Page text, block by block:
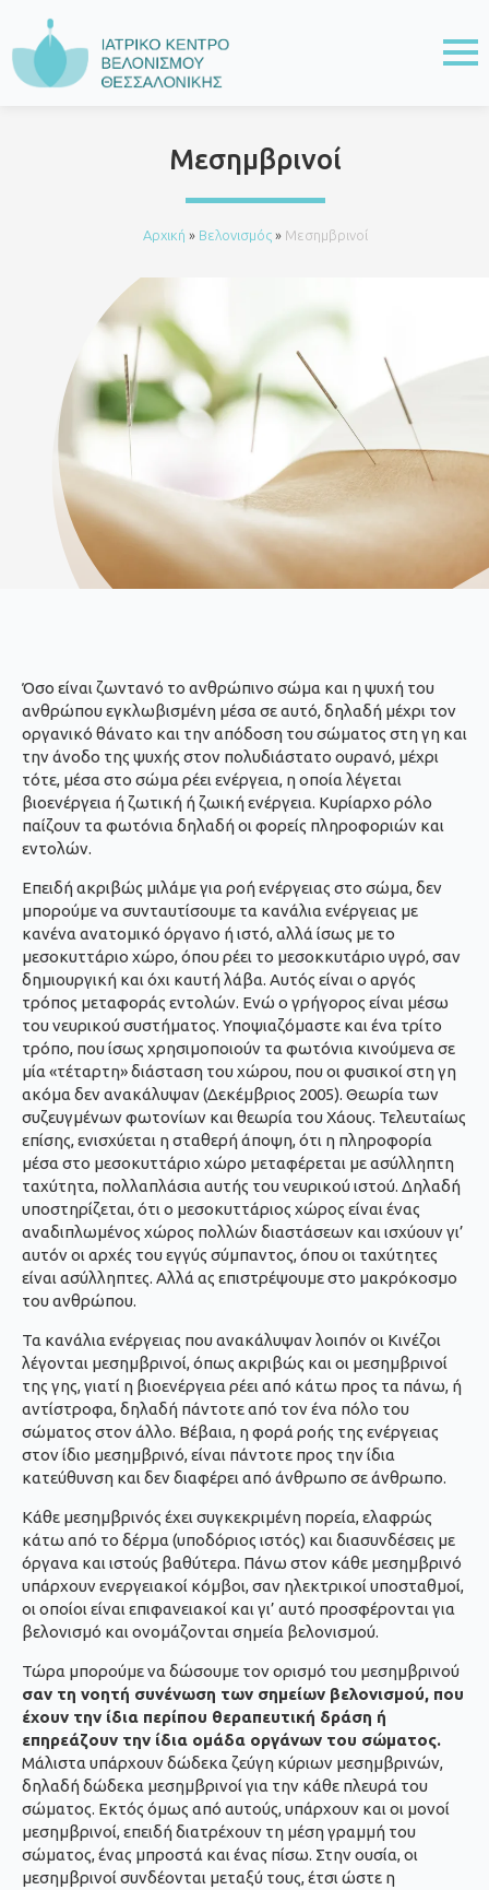
Μεσημβρινοί
Αρχική » Βελονισμός » Μεσημβρινοί
Όσο είναι ζωντανό το ανθρώπινο σώμα και η ψυχή του
ανθρώπου εγκλωβισμένη μέσα σε αυτό, δηλαδή μέχρι τον
οργανικό θάνατο και την απόδοση του σώματος στη γη και
την άνοδο της ψυχής στον πολυδιάστατο ουρανό, μέχρι
τότε, μέσα στο σώμα ρέει ενέργεια, η οποία λέγεται
βιοενέργεια ή ζωτική ή ζωική ενέργεια. Κυρίαρχο ρόλο
παίζουν τα φωτόνια δηλαδή οι φορείς πληροφοριών και
εντολών.
Επειδή ακριβώς μιλάμε για ροή ενέργειας στο σώμα, δεν
μπορούμε να συνταυτίσουμε τα κανάλια ενέργειας με
κανένα ανατομικό όργανο ή ιστό, αλλά ίσως με το
μεσοκυττάριο χώρο, όπου ρέει το μεσοκκυτάριο υγρό, σαν
δημιουργική και όχι καυτή λάβα. Αυτός είναι ο αργός
τρόπος μεταφοράς εντολών. Ενώ ο γρήγορος είναι μέσω
του νευρικού συστήματος. Υποψιαζόμαστε και ένα τρίτο
τρόπο, που ίσως χρησιμοποιούν τα φωτόνια κινούμενα σε
μία «τέταρτη» διάσταση του χώρου, που οι φυσικοί στη γη
ακόμα δεν ανακάλυψαν (Δεκέμβριος 2005). Θεωρία των
συζευγμένων φωτονίων και θεωρία του Χάους. Τελευταίως
επίσης, ενισχύεται η σταθερή άποψη, ότι η πληροφορία
μέσα στο μεσοκυττάριο χώρο μεταφέρεται με ασύλληπτη
ταχύτητα, πολλαπλάσια αυτής του νευρικού ιστού. Δηλαδή
υποστηρίζεται, ότι ο μεσοκυττάριος χώρος είναι ένας
αναδιπλωμένος χώρος πολλών διαστάσεων και ισχύουν γι’
αυτόν οι αρχές του εγγύς σύμπαντος, όπου οι ταχύτητες
είναι ασύλληπτες. Αλλά ας επιστρέψουμε στο μακρόκοσμο
του ανθρώπου.
Τα κανάλια ενέργειας που ανακάλυψαν λοιπόν οι Κινέζοι
λέγονται μεσημβρινοί, όπως ακριβώς και οι μεσημβρινοί
της γης, γιατί η βιοενέργεια ρέει από κάτω προς τα πάνω, ή
αντίστροφα, δηλαδή πάντοτε από τον ένα πόλο του
σώματος στον άλλο. Βέβαια, η φορά ροής της ενέργειας
στον ίδιο μεσημβρινό, είναι πάντοτε προς την ίδια
κατεύθυνση και δεν διαφέρει από άνθρωπο σε άνθρωπο.
Κάθε μεσημβρινός έχει συγκεκριμένη πορεία, ελαφρώς
κάτω από το δέρμα (υποδόριος ιστός) και διασυνδέσεις με
όργανα και ιστούς βαθύτερα. Πάνω στον κάθε μεσημβρινό
υπάρχουν ενεργειακοί κόμβοι, σαν ηλεκτρικοί υποσταθμοί,
οι οποίοι είναι επιφανειακοί και γι’ αυτό προσφέρονται για
βελονισμό και ονομάζονται σημεία βελονισμού.
Τώρα μπορούμε να δώσουμε τον ορισμό του μεσημβρινού
σαν τη νοητή συνένωση των σημείων βελονισμού, που
έχουν την ίδια περίπου θεραπευτική δράση ή
επηρεάζουν την ίδια ομάδα οργάνων του σώματος.
Μάλιστα υπάρχουν δώδεκα ζεύγη κύριων μεσημβρινών,
δηλαδή δώδεκα μεσημβρινοί για την κάθε πλευρά του
σώματος. Εκτός όμως από αυτούς, υπάρχουν και οι μονοί
μεσημβρινοί, επειδή διατρέχουν τη μέση γραμμή του
σώματος, ένας μπροστά και ένας πίσω. Στην ουσία, οι
μεσημβρινοί συνδέονται μεταξύ τους, έτσι ώστε η